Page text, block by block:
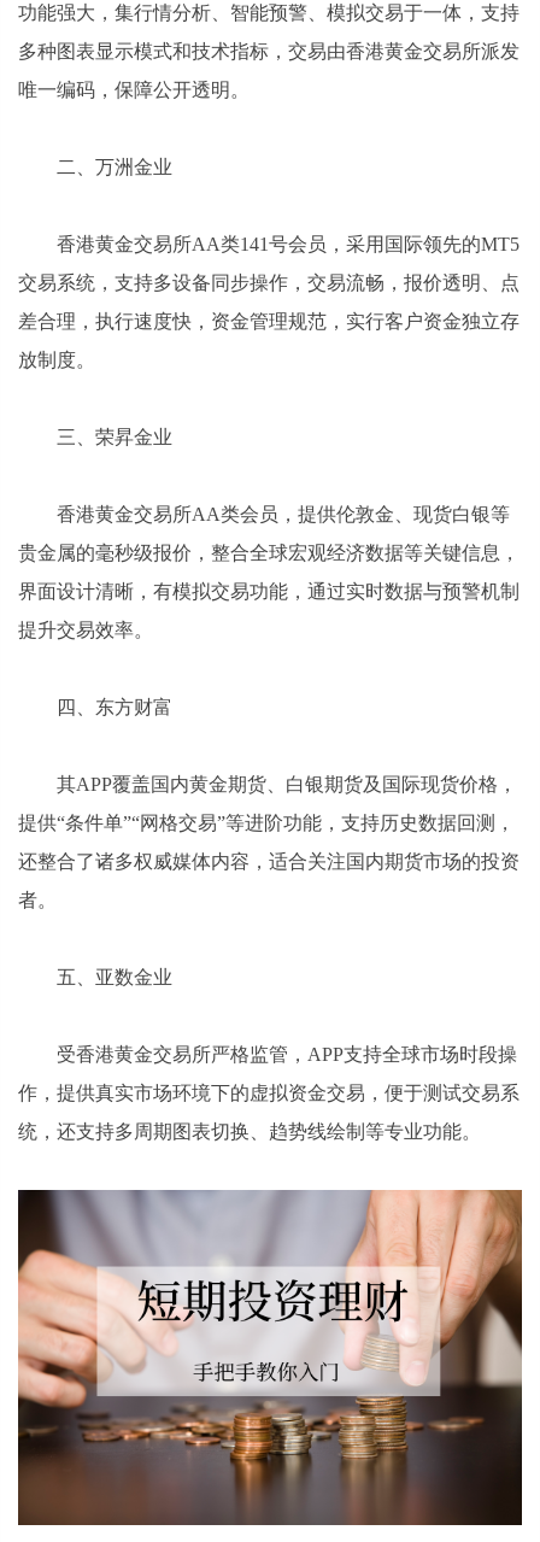
功能强大，集行情分析、智能预警、模拟交易于一体，支持
多种图表显示模式和技术指标，交易由香港黄金交易所派发
唯一编码，保障公开透明。
二、万洲金业
香港黄金交易所AA类141号会员，采用国际领先的MT5
交易系统，支持多设备同步操作，交易流畅，报价透明、点
差合理，执行速度快，资金管理规范，实行客户资金独立存
放制度。
三、荣昇金业
香港黄金交易所AA类会员，提供伦敦金、现货白银等
贵金属的毫秒级报价，整合全球宏观经济数据等关键信息，
界面设计清晰，有模拟交易功能，通过实时数据与预警机制
提升交易效率。
四、东方财富
其APP覆盖国内黄金期货、白银期货及国际现货价格，
提供“条件单”“网格交易”等进阶功能，支持历史数据回测，
还整合了诸多权威媒体内容，适合关注国内期货市场的投资
者。
五、亚数金业
受香港黄金交易所严格监管，APP支持全球市场时段操
作，提供真实市场环境下的虚拟资金交易，便于测试交易系
统，还支持多周期图表切换、趋势线绘制等专业功能。